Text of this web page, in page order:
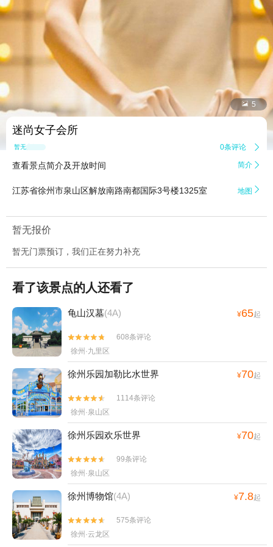
 5
迷尚女子会所
暂无点评 0条评论 
查看景点简介及开放时间 简介 
江苏省徐州市泉山区解放南路南都国际3号楼1325室 地图 
暂无报价
暂无门票预订，我们正在努力补充
看了该景点的人还看了
龟山汉墓(4A) ¥65起


608条评论
徐州·九里区
徐州乐园加勒比水世界 ¥70起


1114条评论
徐州·泉山区
徐州乐园欢乐世界 ¥70起


99条评论
徐州·泉山区
徐州博物馆(4A) ¥7.8起


575条评论
徐州·云龙区
